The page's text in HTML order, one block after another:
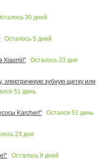
30 дней
Осталось 5 дней
Xiaomi!"
Осталось 23 дня
электричекую зубную щетку или
51 день
Karcher!"
Остался 51 день
23 дня
Осталось 9 дней